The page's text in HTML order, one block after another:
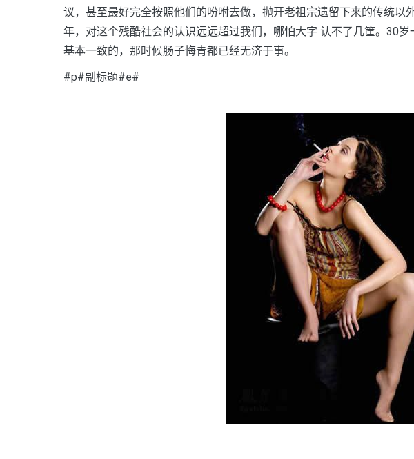
议，甚至最好完全按照他们的吩咐去做，抛开老祖宗遗留下来的传统以
年，对这个残酷社会的认识远远超过我们，哪怕大字 认不了几筐。30
基本一致的，那时候肠子悔青都已经无济于事。
#p#副标题#e#